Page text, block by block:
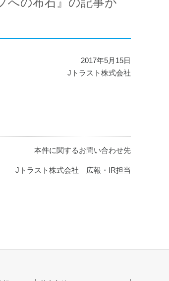
2017年5月15日
Jトラスト株式会社
本件に関するお問い合わせ先
Jトラスト株式会社 広報・IR担当